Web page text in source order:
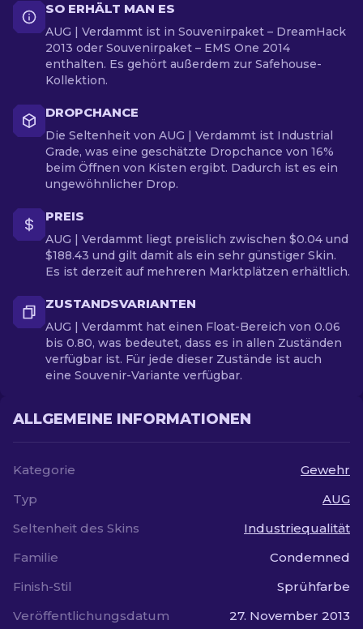
SO ERHÄLT MAN ES
AUG | Verdammt ist in Souvenirpaket – DreamHack
2013 oder Souvenirpaket – EMS One 2014
enthalten. Es gehört außerdem zur Safehouse-
Kollektion.
DROPCHANCE
Die Seltenheit von AUG | Verdammt ist Industrial
Grade, was eine geschätzte Dropchance von 16%
beim Öffnen von Kisten ergibt. Dadurch ist es ein
ungewöhnlicher Drop.
PREIS
AUG | Verdammt liegt preislich zwischen $0.04 und
$188.43 und gilt damit als ein sehr günstiger Skin.
Es ist derzeit auf mehreren Marktplätzen erhältlich.
ZUSTANDSVARIANTEN
AUG | Verdammt hat einen Float-Bereich von 0.06
bis 0.80, was bedeutet, dass es in allen Zuständen
verfügbar ist. Für jede dieser Zustände ist auch
eine Souvenir-Variante verfügbar.
ALLGEMEINE INFORMATIONEN
Kategorie
Gewehr
Typ
AUG
Seltenheit des Skins
Industriequalität
Familie
Condemned
Finish-Stil
Sprühfarbe
Veröffentlichungsdatum
27. November 2013